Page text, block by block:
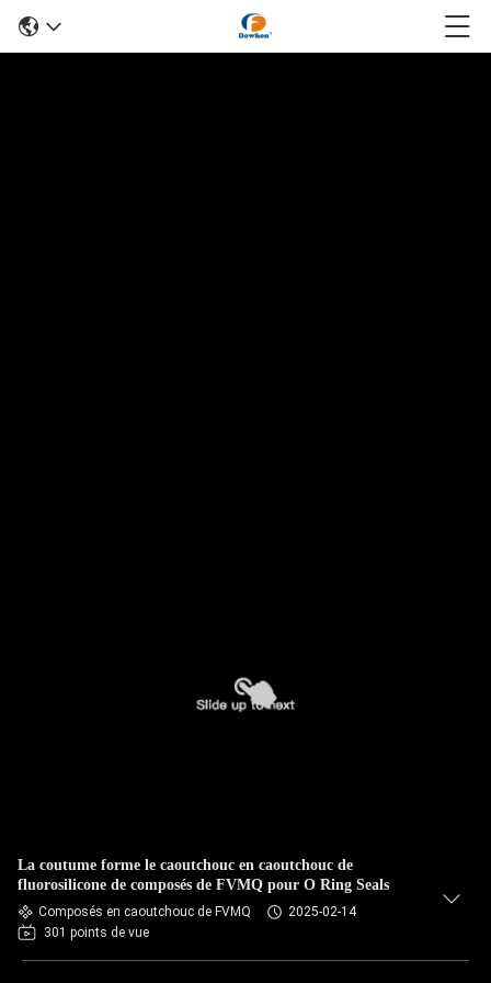
La coutume forme le caoutchouc en caoutchouc de
fluorosilicone de composés de FVMQ pour O Ring Seals
Composés en caoutchouc de FVMQ
2025-02-14
301 points de vue